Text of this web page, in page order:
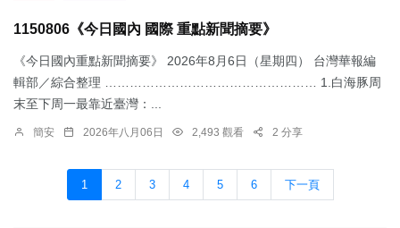
1150806《今日國內 國際 重點新聞摘要》
《今日國內重點新聞摘要》 2026年8月6日（星期四） 台灣華報編
輯部／綜合整理 …………………………………………… 1.​白海豚周
末至下周一最靠近臺灣：...
簡安 2026年八月06日 2,493 觀看 2 分享
1 2 3 4 5 6 下一頁